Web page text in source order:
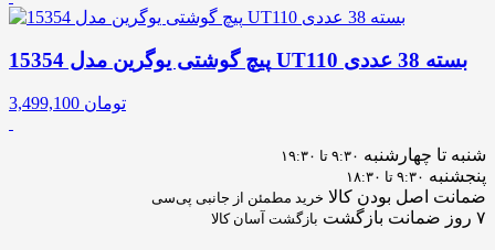
پیچ گوشتی یوگرین مدل 15354 UT110 بسته 38 عددی
3,499,100 تومان
شنبه تا چهارشنبه ۹:۳۰ تا ۱۹:۳۰
پنجشنبه ۹:۳۰ تا ۱۸:۳۰
ضمانت اصل بودن کالا خرید مطمئن از جانبی پی‌سی
۷ روز ضمانت بازگشت بازگشت آسان کالا